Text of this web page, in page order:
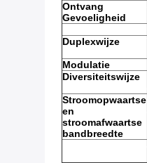
Ontvang
Gevoeligheid
Duplexwijze
Modulatie
Diversiteitswijze
Stroomopwaartse
en
stroomafwaartse
bandbreedte